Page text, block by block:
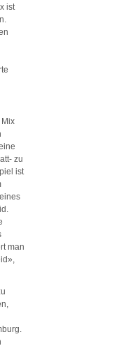
ist
zu
ist
man